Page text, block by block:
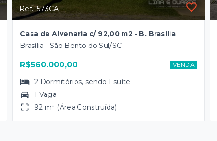
Ref.: 573CA
Casa de Alvenaria c/ 92,00 m2 - B. Brasília
Brasília - São Bento do Sul/SC
R$560.000,00 VENDA
2 Dormitórios, sendo1 suíte
1 Vaga
92 m² (Área Construída)